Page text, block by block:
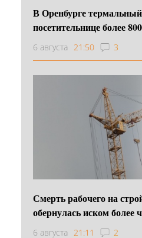
В Оренбурге
посетительнице более
6 августа 21:50 3
Смерть рабочего на
обернулась иском более
6 августа 21:11 2